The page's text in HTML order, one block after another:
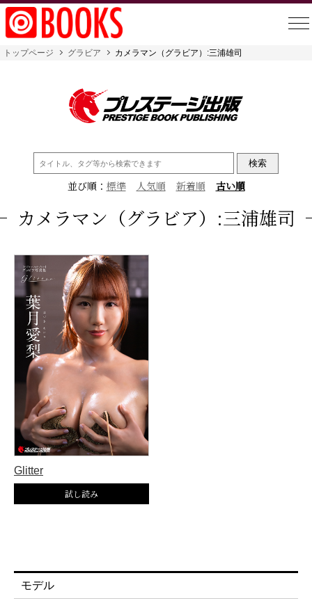
トップページ グラビア カメラマン（グラビア）:三浦雄司
検
索:
並び順： 標準 人気順 新着順 古い順
カメラマン（グラビア）:三浦雄司
Glitter
モデル